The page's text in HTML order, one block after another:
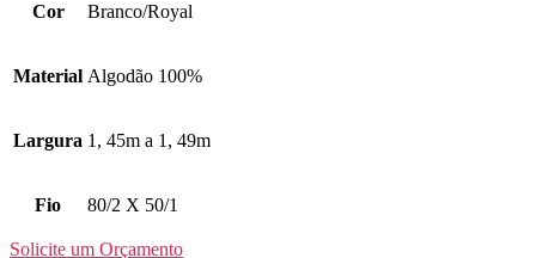
Cor Branco/Royal
Material Algodão 100%
Largura 1, 45m a 1, 49m
Fio 80/2 X 50/1
Solicite um Orçamento